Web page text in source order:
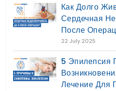
Как Долго
Сердечная
После
22 July 2025
5 Эпилепсия
Лечение Для